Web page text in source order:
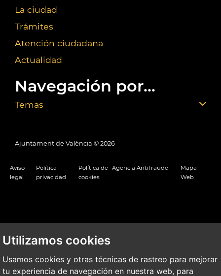
Utilizamos cookies
Usamos cookies y otras técnicas de rastreo para mejorar
tu experiencia de navegación en nuestra web, para
La ciudad
Trámites
Atención ciudadana
Actualidad
Navegación por...
Temas
Ajuntament de València © 2026
Aviso
legal
Política
privacidad
Política de
cookies
Agencia Antifraude
Mapa
Web